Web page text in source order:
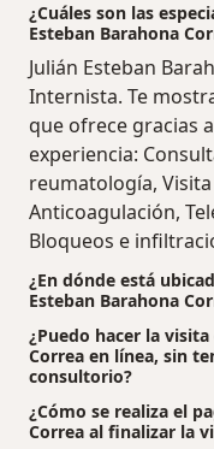
¿Cuáles son las
Esteban Barahona
Julián Esteban
Internista. Te
que ofrece gracias
experiencia:
reumatología,
Anticoagulación,
Bloqueos e
¿En dónde está
Esteban Barahona
¿Puedo hacer la
Correa en línea, sin
consultorio?
¿Cómo se realiza el
Correa al finalizar la